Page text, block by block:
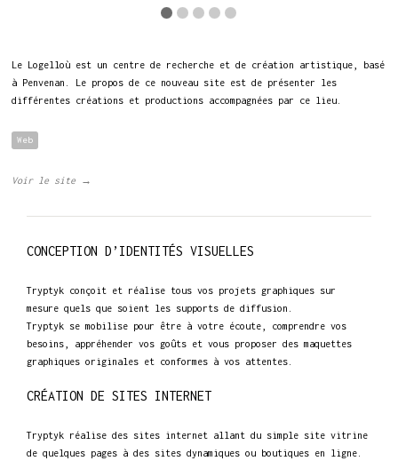
Le Logelloù est un centre de recherche et de création artistique, basé
à Penvenan. Le propos de ce nouveau site est de présenter les
différentes créations et productions accompagnées par ce lieu.
Web
Voir le site →
CONCEPTION D’IDENTITÉS VISUELLES
Tryptyk conçoit et réalise tous vos projets graphiques sur
mesure quels que soient les supports de diffusion.
Tryptyk se mobilise pour être à votre écoute, comprendre vos
besoins, appréhender vos goûts et vous proposer des maquettes
graphiques originales et conformes à vos attentes.
CRÉATION DE SITES INTERNET
Tryptyk réalise des sites internet allant du simple site vitrine
de quelques pages à des sites dynamiques ou boutiques en ligne.